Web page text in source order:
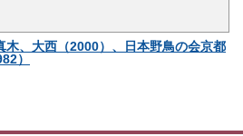
木、大西（2000）、日本野鳥の会京都
）